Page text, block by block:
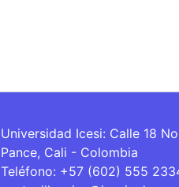
Universidad Icesi: Calle 18
Pance, Cali - Colombia
Teléfono: +57 (602) 555